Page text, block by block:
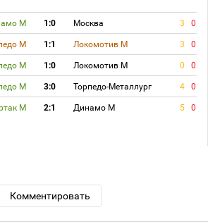
М 1:0 Москва 3 0
М 1:1 Локомотив М 3 0
М 1:0 Локомотив М 0 0
М 3:0 Торпедо-Металлург 4 0
М 2:1 Динамо М 5 0
Комментировать